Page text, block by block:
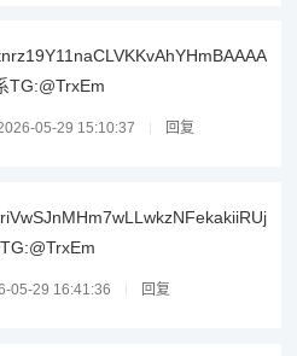
TG:@TrxEm
05-29 15:10:37 回复
05-29 16:41:36 回复